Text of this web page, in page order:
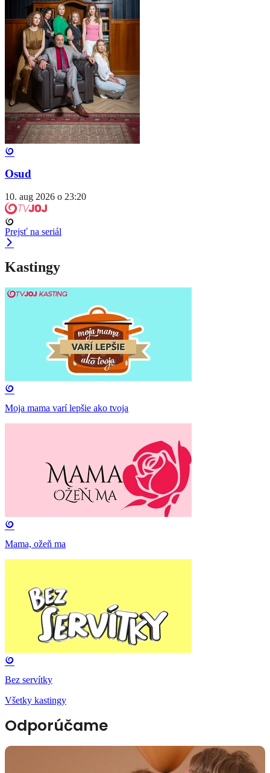
Osud
10. aug 2026 o 23:20
Prejsť na seriál
Kastingy
Moja mama varí lepšie ako tvoja
Mama, ožeň ma
Bez servítky
Všetky kastingy
Odporúčame